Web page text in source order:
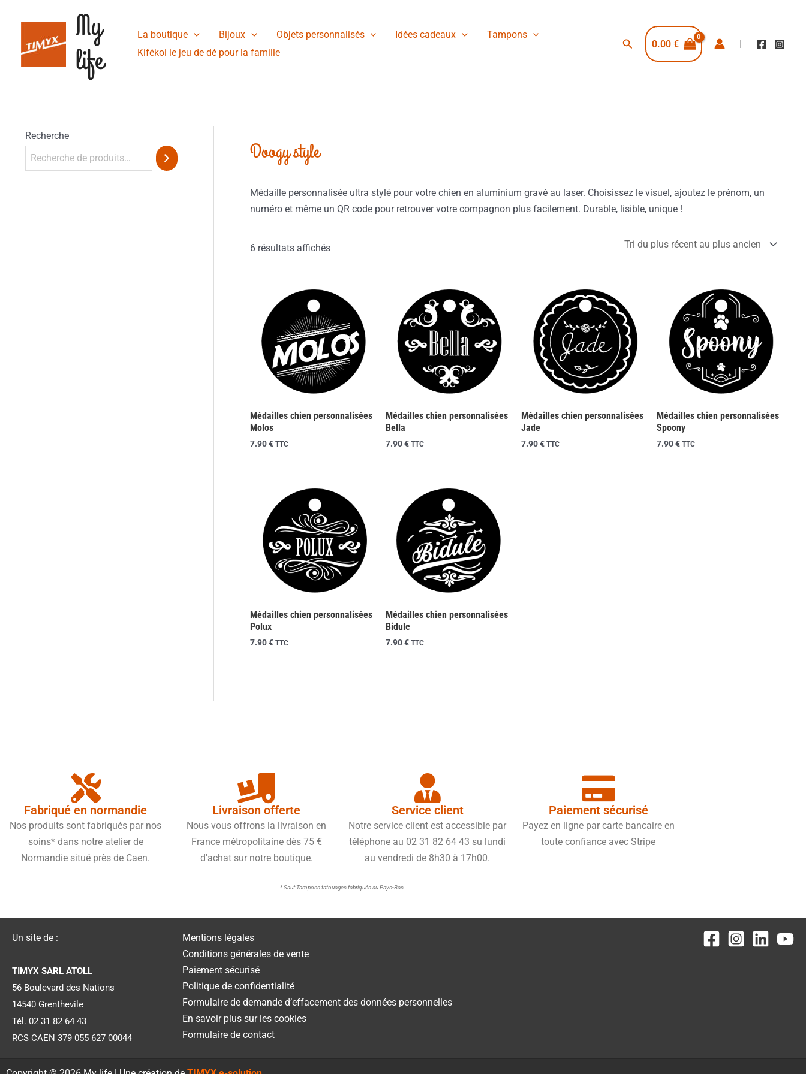
contenu
My
life
La boutique Bijoux Objets personnalisés Idées cadeaux
Tampons
Kifékoi le jeu de dé pour la famille
Rechercher
0.00 € |
Recherche
Doogy style
Médaille personnalisée ultra stylé pour votre chien en aluminium gravé au laser. Choisissez le visuel, ajoutez le prénom, un
numéro et même un QR code pour retrouver votre compagnon plus facilement. Durable, lisible, unique !
6 résultats affichés
récent
Médailles chien personnalisées
Molos
7.90€ TTC
Médailles chien personnalisées
Bella
7.90€ TTC
Médailles chien personnalisées
Jade
7.90€ TTC
Médailles chien personnalisées
Spoony
7.90€ TTC
Médailles chien personnalisées
Polux
7.90€ TTC
Médailles chien personnalisées
Bidule
7.90€ TTC
Fabriqué en normandie
Nos produits sont fabriqués par nos
soins* dans notre atelier de
Normandie situé près de Caen.
Livraison offerte
Nous vous offrons la livraison en
France métropolitaine dès 75 €
d'achat sur notre boutique.
Service client
Notre service client est accessible par
téléphone au 02 31 82 64 43 su lundi
au vendredi de 8h30 à 17h00.
Paiement sécurisé
Payez en ligne par carte bancaire en
toute confiance avec Stripe
* Sauf Tampons tatouages fabriqués au Pays-Bas
Un site de :
TIMYX SARL ATOLL
56 Boulevard des Nations
14540 Grenthevile
Tél. 02 31 82 64 43
RCS CAEN 379 055 627 00044
Mentions légales
Conditions générales de vente
Paiement sécurisé
Politique de confidentialité
Formulaire de demande d’effacement des données personnelles
En savoir plus sur les cookies
Formulaire de contact